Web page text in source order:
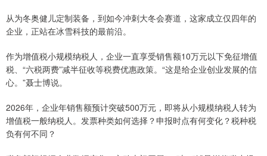
从为冬奥健儿定制装备，到如今冲刺大冬会赛道，这家成立仅四年的
企业，正站在冰雪科技的最前沿。
作为增值税小规模纳税人，企业一直享受销售额10万元以下免征增值
税、“六税两费”减半征收等税费优惠政策。“这是给企业创业发展的信
心。”聂士博说。
2026年，企业年销售额预计突破500万元，即将从小规模纳税人转为
增值税一般纳税人。发票种类如何选择？申报时点有何变化？税种税
负有何不同？